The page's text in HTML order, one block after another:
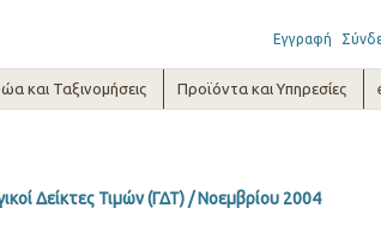
Εγγραφή
και Ταξινομήσεις Προϊόντα και Υπηρεσίες
Δείκτες Τιμών (ΓΔΤ) / Νοεμβρίου 2004